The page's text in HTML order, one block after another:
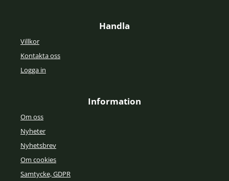
Handla
Villkor
Kontakta oss
Logga in
Information
Om oss
Nyheter
Nyhetsbrev
Om cookies
Samtycke, GDPR